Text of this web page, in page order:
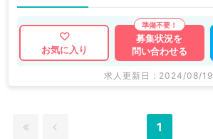
お気に入り
募集状況を
問い合わせる
求人更新日 : 2024/08/19
1